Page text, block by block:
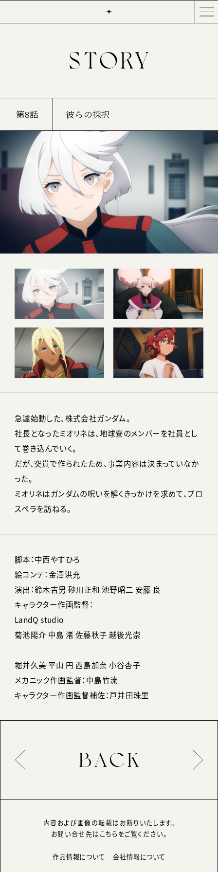
第8話 彼らの採択
急遽始動した、株式会社ガンダム。
社長となったミオリネは、地球寮のメンバーを社員とし
て巻き込んでいく。
だが、突貫で作られたため、事業内容は決まっていなか
った。
ミオリネはガンダムの呪いを解くきっかけを求めて、プロ
スぺラを訪ねる。
脚本：中西やすひろ
絵コンテ：金澤洪充
演出：鈴木吉男 砂川正和 池野昭二 安藤 良
キャラクター作画監督：
LandQ studio
菊池陽介 中島 渚 佐藤秋子 越後光崇
堀井久美 平山 円 西島加奈 小谷杏子
メカニック作画監督：中島竹流
キャラクター作画監督補佐：戸井田珠里
内容および画像の転載はお断りいたします。
お問い合せ先はこちらをご覧ください。
作品情報について 会社情報について